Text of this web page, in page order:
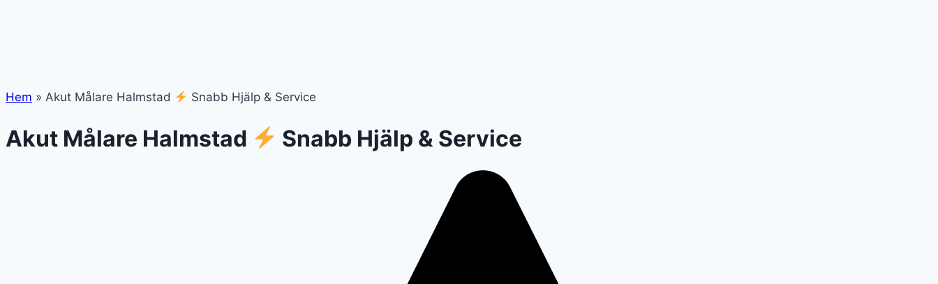
Hem » Akut Målare Halmstad Snabb Hjälp & Service
Akut Målare Halmstad Snabb Hjälp & Service